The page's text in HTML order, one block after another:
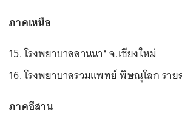
ภาคเหนือ
15. โรงพยาบาลลานนา* จ.เชียงใหม่
16. โรงพยาบาลรวมแพทย์ พิษณุโลก ราย
ภาคอีสาน